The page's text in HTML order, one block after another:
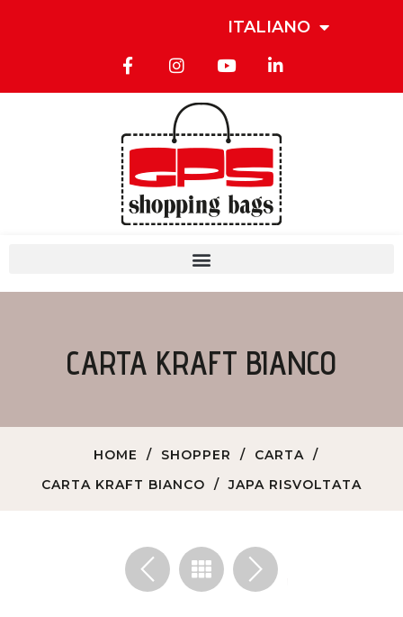
ITALIANO
CARTA KRAFT BIANCO
HOME SHOPPER
CARTA
CARTA KRAFT BIANCO
JAPA RISVOLTATA
< >